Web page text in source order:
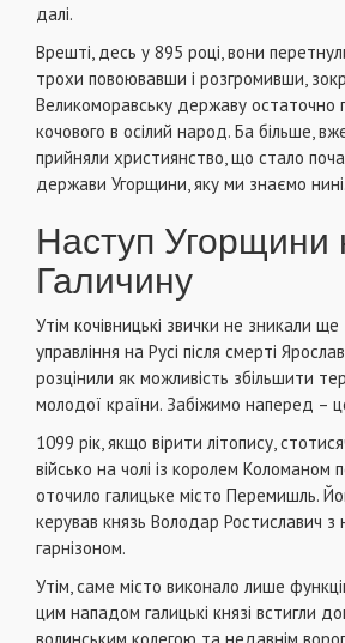
далі.
Врешті, десь у 895 році, вони
трохи повоювавши і розгромивши,
Великоморавську державу остаточно
кочового в осілий народ. Ба більше,
прийняли християнство, що стало
держави Угорщини, яку ми знаємо нині.
Наступ Угорщини
Галичину
Утім кочівницькі звички не зникали
управління на Русі після смерті
розцінили як можливість збільшити
молодої країни. Забіжимо наперед –
1099 рік, якщо вірити літопису,
військо на чолі із королем Коломаном
оточило галицьке місто Перемишль.
керував князь Володар Ростиславич з
гарнізоном.
Утім, саме місто виконало лише
цим нападом галицькі князі встигли